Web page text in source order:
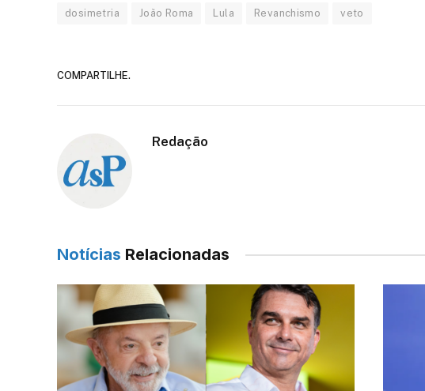
dosimetria João Roma Lula Revanchismo veto
COMPARTILHE.
Redação
Notícias Relacionadas